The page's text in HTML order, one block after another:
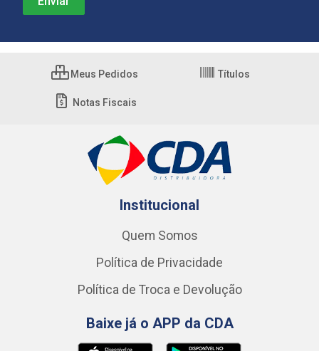
Meus Pedidos Títulos
Notas Fiscais
Institucional
Quem Somos
Política de Privacidade
Política de Troca e Devolução
Baixe já o APP da CDA